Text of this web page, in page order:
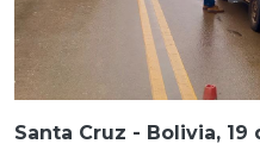
Santa Cruz - Bolivia,